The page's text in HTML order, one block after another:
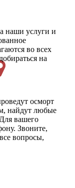
наши услуги и
во всех
на
осморт
найдут любые
вашего
Звоните,
вопросы,